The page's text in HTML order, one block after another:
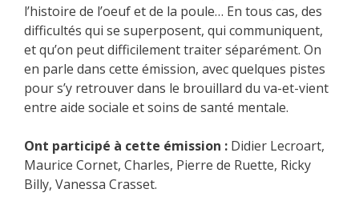
l’histoire de l’oeuf et de la poule… En tous cas, des
difficultés qui se superposent, qui communiquent,
et qu’on peut difficilement traiter séparément. On
en parle dans cette émission, avec quelques pistes
pour s’y retrouver dans le brouillard du va-et-vient
entre aide sociale et soins de santé mentale.
Ont participé à cette émission : Didier Lecroart,
Maurice Cornet, Charles, Pierre de Ruette, Ricky
Billy, Vanessa Crasset.